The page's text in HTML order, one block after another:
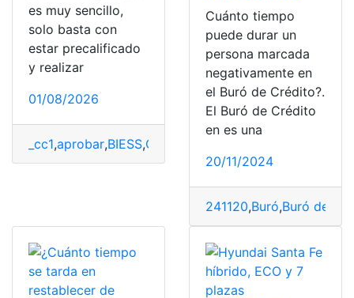
es muy sencillo,
solo basta con
estar precalificado
y realizar
01/08/2026
_cc1,aprobar,BIESS,Cuánto
Cuánto tiempo
puede durar un
persona marcada
negativamente en
el Buró de Crédito?.
El Buró de Crédito
en es una
20/11/2024
241120,Buró,Buró de